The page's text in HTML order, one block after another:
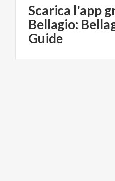
Scarica l'app
Bellagio:
Guide